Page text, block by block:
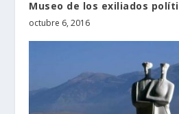
Museo de los exiliados
octubre 6, 2016